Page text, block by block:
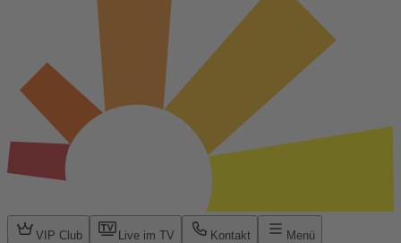
VIP Club Live im TV Kontakt Menü